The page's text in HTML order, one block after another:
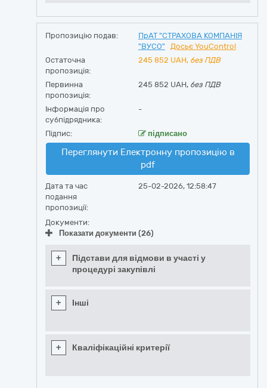
Пропозицію подав:
ПрАТ "СТРАХОВА КОМПАНІЯ
"ВУСО"
Досьє YouControl
Остаточна
пропозиція:
245 852 UAH, без ПДВ
Первинна
пропозиція:
245 852 UAH, без ПДВ
Інформація про
субпідрядника:
-
Підпис: підписано
Переглянути Електронну пропозицію в
pdf
Дата та час
подання
пропозиції:
25-02-2026, 12:58:47
Документи:
Показати документи (26)
+
Підстави для відмови в участі у
процедурі закупівлі
+ Інші
+ Кваліфікаційні критерії